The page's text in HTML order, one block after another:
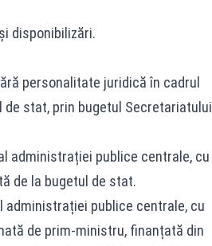
disponibilizări.
personalitate juridică în cadrul
de stat, prin bugetul Secretariatului
administrației publice centrale, cu
de la bugetul de stat.
administrației publice centrale, cu
de prim-ministru, finanțată din